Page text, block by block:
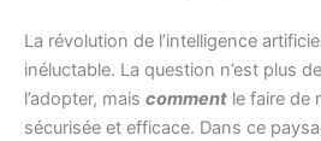
La révolution de l’intelligence
inéluctable. La question n’est plus
l’adopter, mais comment le faire de
sécurisée et efficace. Dans ce